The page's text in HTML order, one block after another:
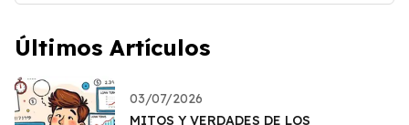
Últimos Artículos
03/07/2026
MITOS Y VERDADES DE LOS